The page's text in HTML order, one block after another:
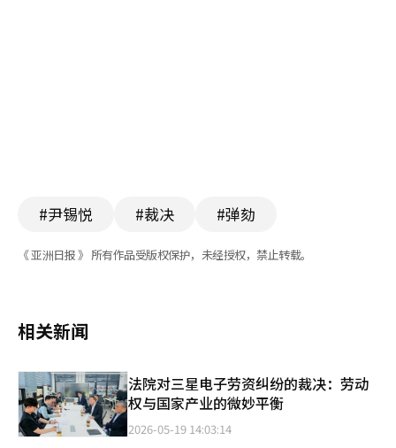
#尹锡悦 #裁决 #弹劾
《 亚洲日报 》 所有作品受版权保护，未经授权，禁止转载。
相关新闻
法院对三星电子劳资纠纷的裁决：劳动
权与国家产业的微妙平衡
2026-05-19 14:03:14